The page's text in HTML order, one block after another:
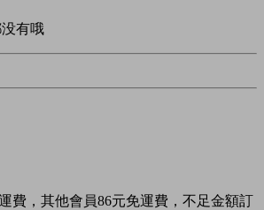
有哦
費，其他會員86元免運費，不足金額訂